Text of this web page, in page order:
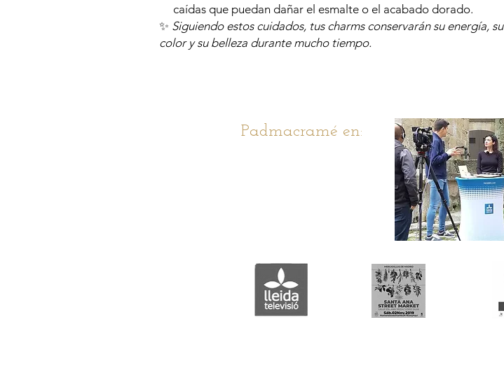
caídas que puedan dañar el esmalte o el acabado dorado.
✨ Siguiendo estos cuidados, tus charms conservarán su energía, su
color y su belleza durante mucho tiempo.
Padmacramé en: